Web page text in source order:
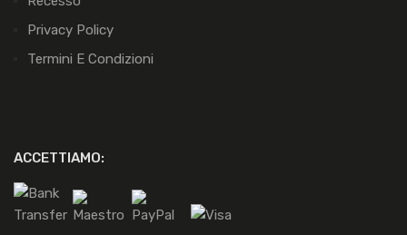
Privacy Policy
Termini E Condizioni
ACCETTIAMO: